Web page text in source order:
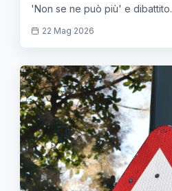
'Non se ne può più' e dibattito.
22 Mag 2026